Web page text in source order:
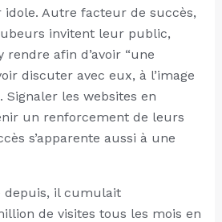
Autre facteur de succès,
invitent leur public,
rendre afin d’avoir “une
discuter avec eux, à l’image
Signaler les websites en
un renforcement de leurs
s’apparente aussi à une
depuis, il cumulait
de visites tous les mois en